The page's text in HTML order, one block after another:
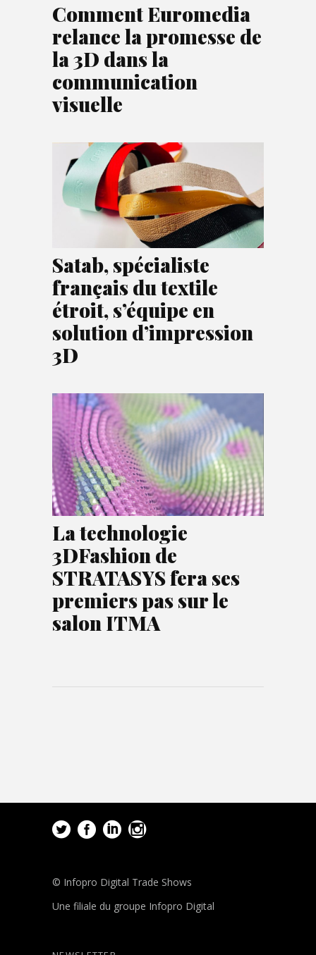
Comment Euromedia
relance la promesse de
la 3D dans la
communication
visuelle
Satab, spécialiste
français du textile
étroit, s’équipe en
solution d’impression
3D
La technologie
3DFashion de
STRATASYS fera ses
premiers pas sur le
salon ITMA
© Infopro Digital Trade Shows
Une filiale du groupe Infopro Digital